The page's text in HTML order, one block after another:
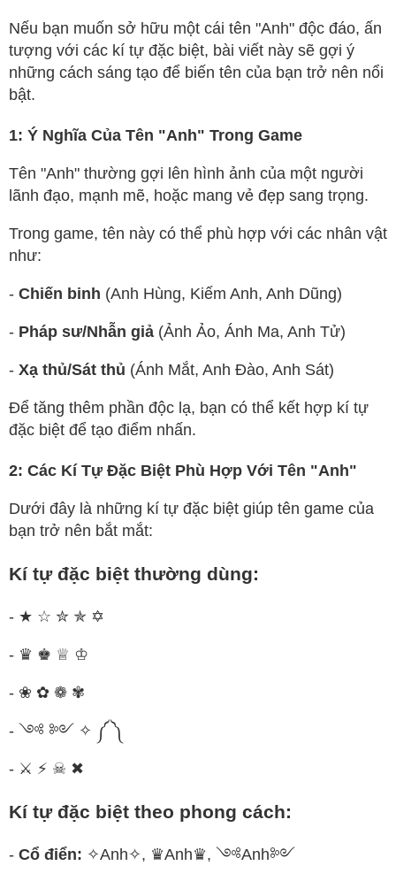
Nếu bạn muốn sở hữu một cái tên "Anh" độc đáo, ấn
tượng với các kí tự đặc biệt, bài viết này sẽ gợi ý
những cách sáng tạo để biến tên của bạn trở nên nổi
bật.
1: Ý Nghĩa Của Tên "Anh" Trong Game
Tên "Anh" thường gợi lên hình ảnh của một người
lãnh đạo, mạnh mẽ, hoặc mang vẻ đẹp sang trọng.
Trong game, tên này có thể phù hợp với các nhân vật
như:
- Chiến binh (Anh Hùng, Kiếm Anh, Anh Dũng)
- Pháp sư/Nhẫn giả (Ảnh Ảo, Ánh Ma, Anh Tử)
- Xạ thủ/Sát thủ (Ánh Mắt, Anh Đào, Anh Sát)
Để tăng thêm phần độc lạ, bạn có thể kết hợp kí tự
đặc biệt để tạo điểm nhấn.
2: Các Kí Tự Đặc Biệt Phù Hợp Với Tên "Anh"
Dưới đây là những kí tự đặc biệt giúp tên game của
bạn trở nên bắt mắt:
Kí tự đặc biệt thường dùng:
- ★ ☆ ✮ ✯ ✡
- ♛ ♚ ♕ ♔
- ❀ ✿ ❁ ✾
- ༺ ༻ ✧ ༼ ༽
- ⚔ ⚡ ☠ ✖
Kí tự đặc biệt theo phong cách:
- Cổ điển: ✧Anh✧, ♛Anh♛, ༺Anh༻